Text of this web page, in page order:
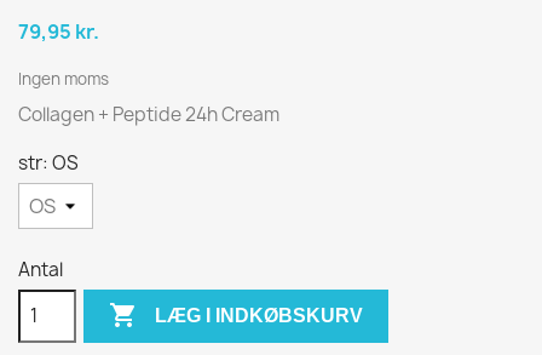
79,95 kr.
Ingen moms
Collagen + Peptide 24h Cream
str: OS
Antal
 LÆG I INDKØBSKURV